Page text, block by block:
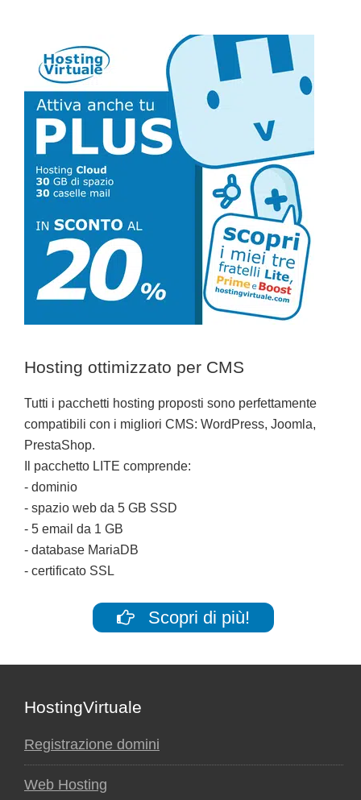
Hosting ottimizzato per CMS
Tutti i pacchetti hosting proposti sono perfettamente
compatibili con i migliori CMS: WordPress, Joomla,
PrestaShop.
Il pacchetto LITE comprende:
- dominio
- spazio web da 5 GB SSD
- 5 email da 1 GB
- database MariaDB
- certificato SSL
Scopri di più!
Footer
HostingVirtuale
Registrazione domini
Web Hosting